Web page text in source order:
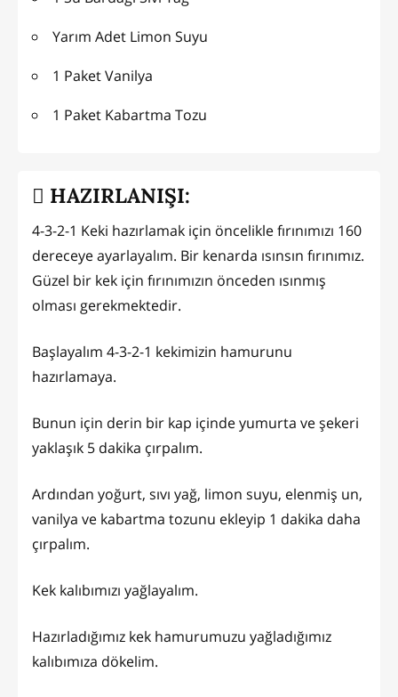
Yarım Adet Limon Suyu
1 Paket Vanilya
1 Paket Kabartma Tozu
HAZIRLANIŞI:
4-3-2-1 Keki hazırlamak için öncelikle fırınımızı 160
dereceye ayarlayalım. Bir kenarda ısınsın fırınımız.
Güzel bir kek için fırınımızın önceden ısınmış
olması gerekmektedir.
Başlayalım 4-3-2-1 kekimizin hamurunu
hazırlamaya.
Bunun için derin bir kap içinde yumurta ve şekeri
yaklaşık 5 dakika çırpalım.
Ardından yoğurt, sıvı yağ, limon suyu, elenmiş un,
vanilya ve kabartma tozunu ekleyip 1 dakika daha
çırpalım.
Kek kalıbımızı yağlayalım.
Hazırladığımız kek hamurumuzu yağladığımız
kalıbımıza dökelim.